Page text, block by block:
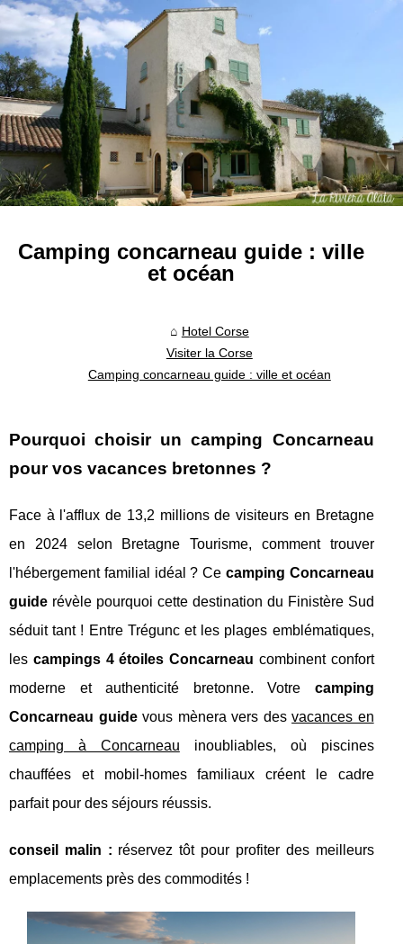
Camping concarneau guide : ville
et océan
Hotel Corse
Visiter la Corse
Camping concarneau guide : ville et océan
Pourquoi choisir un camping Concarneau
pour vos vacances bretonnes ?
Face à l'afflux de 13,2 millions de visiteurs en Bretagne
en 2024 selon Bretagne Tourisme, comment trouver
l'hébergement familial idéal ? Ce camping Concarneau
guide révèle pourquoi cette destination du Finistère Sud
séduit tant ! Entre Trégunc et les plages emblématiques,
les campings 4 étoiles Concarneau combinent confort
moderne et authenticité bretonne. Votre camping
Concarneau guidevous mènera vers desvacances en
camping à Concarneau inoubliables, où piscines
chauffées et mobil-homes familiaux créent le cadre
parfait pour des séjours réussis.
conseil malin : réservez tôt pour profiter des meilleurs
emplacements près des commodités !